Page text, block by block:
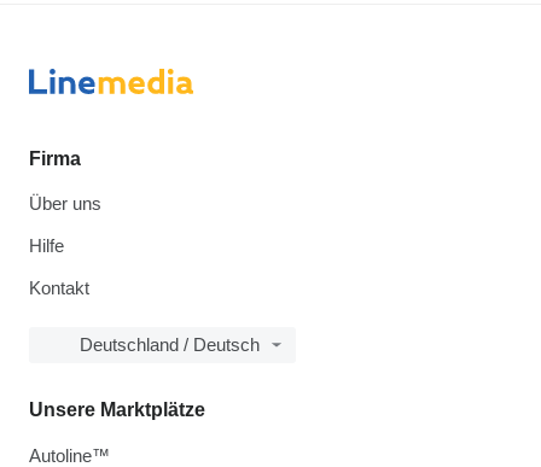
Firma
Über uns
Hilfe
Kontakt
Deutschland / Deutsch
Unsere Marktplätze
Autoline™